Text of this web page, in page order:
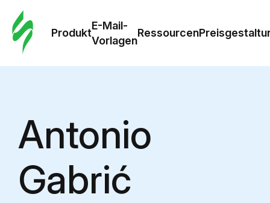
Produkt
E-Mail-
Vorlagen
Ressourcen
Antonio
Gabrić